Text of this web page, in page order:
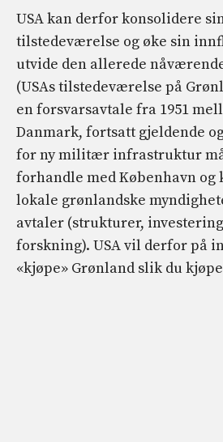
USA kan derfor konsolidere
tilstedeværelse og øke sin
utvide den allerede
(USAs tilstedeværelse på
en forsvarsavtale fra 1951
Danmark, fortsatt gjeldende
for ny militær infrastruktur
forhandle med København og
lokale grønlandske
avtaler (strukturer,
forskning). USA vil derfor på
«kjøpe» Grønland slik du